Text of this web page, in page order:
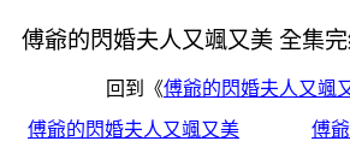
傅爺的閃婚夫人又颯又美 全集
回到《傅爺的閃婚夫人又颯
傅爺的閃婚夫人又颯又美
傅